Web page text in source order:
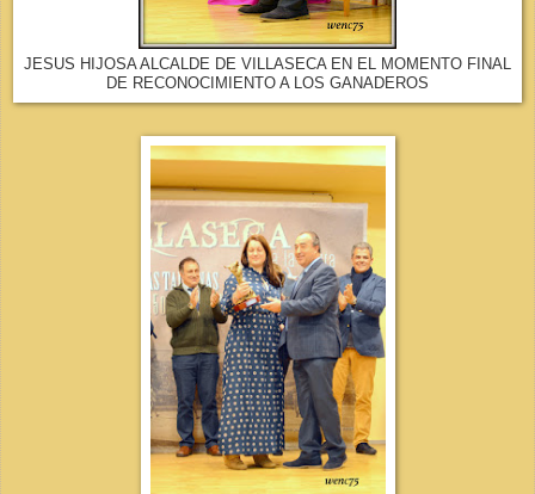
JESUS HIJOSA ALCALDE DE VILLASECA EN EL MOMENTO FINAL
DE RECONOCIMIENTO A LOS GANADEROS